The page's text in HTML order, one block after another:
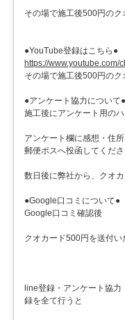
その場で施工後500円の
●YouTube登録はこちら●
https://www.youtube.com/
その場で施工後500円の
●アンケート協力について●
施工後にアンケート用の
アンケート欄に感想・住
郵便ポスへ投函してくだ
数日後に弊社から、クオ
●Google口コミについて●
Google口コミ確認後
クオカード500円を送付い
line登録・アンケート協
録を全て行うと